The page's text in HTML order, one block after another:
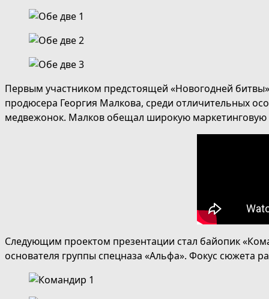
Первым участником предстоящей «Новогодней
продюсера Георгия Малкова, среди отличительных
медвежонок. Малков обещал широкую маркетинговую
Следующим проектом презентации стал байопик
основателя группы спецназа «Альфа». Фокус сюжета